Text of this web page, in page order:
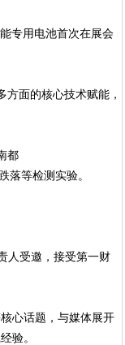
专用电池首次在展会
面的核心技术赋能，
都
落等检测实验。
人受邀，接受第一财
心话题，与媒体展开
验。